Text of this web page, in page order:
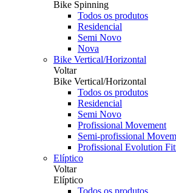
Bike Spinning
Todos os produtos
Residencial
Semi Novo
Nova
Bike Vertical/Horizontal
Voltar
Bike Vertical/Horizontal
Todos os produtos
Residencial
Semi Novo
Profissional Movement
Semi-profissional
Profissional Evolution
Elíptico
Voltar
Elíptico
Todos os produtos